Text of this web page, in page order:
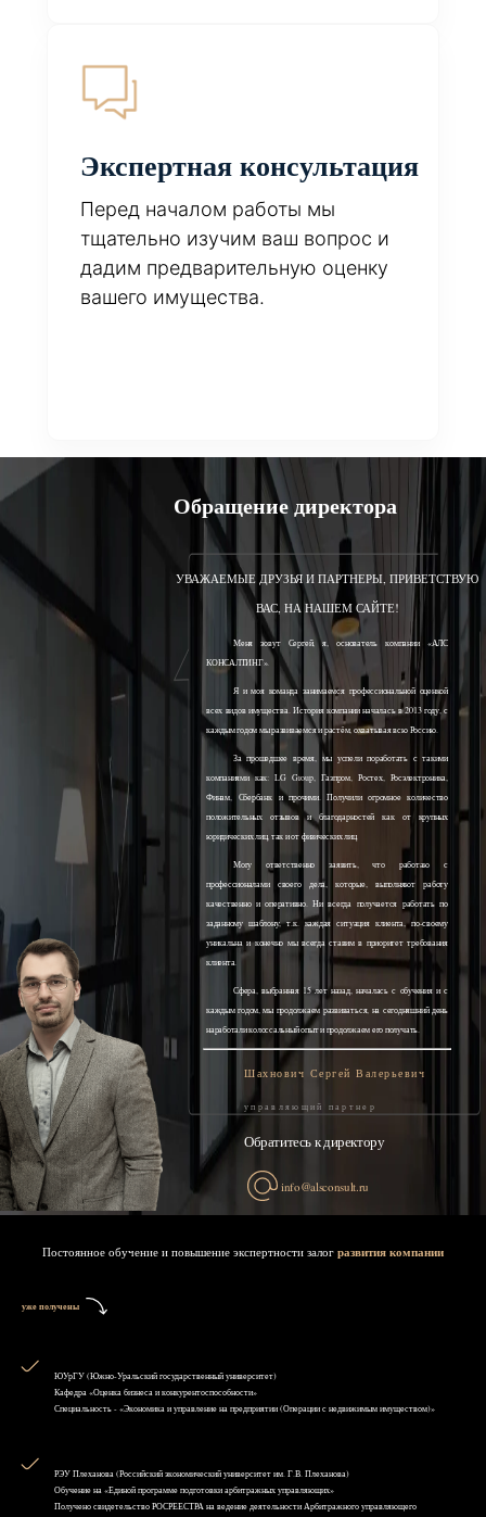
Экспертная консультация
Перед началом работы мы
тщательно изучим ваш вопрос и
дадим предварительную оценку
вашего имущества.
Обращение директора
УВАЖАЕМЫЕ ДРУЗЬЯ И ПАРТНЕРЫ, ПРИВЕТСТВУЮ
ВАС, НА НАШЕМ САЙТЕ!
Меня зовут Сергей, я, основатель компании «АЛС
КОНСАЛТИНГ».
Я и моя команда занимаемся профессиональной оценкой
всех видов имущества. История компании началась в 2013 году, с
каждым годом мы развиваемся и растём, охватывая всю Россию.
За прошедшее время, мы успели поработать с такими
компаниями как: LG Group, Газпром, Ростех, Росэлектроника,
Финам, Сбербанк и прочими. Получили огромное количество
положительных отзывов и благодарностей как от крупных
юридических лиц, так и от физических лиц.
Могу ответственно заявить, что работаю с
профессионалами своего дела, которые, выполняют работу
качественно и оперативно. Ни всегда получается работать по
заданному шаблону, т.к. каждая ситуация клиента, по-своему
уникальна и конечно мы всегда ставим в приоритет требования
клиента.
Сфера, выбранная 15 лет назад, началась с обучения и с
каждым годом, мы продолжаем развиваться, на сегодняшний день
наработали колоссальный опыт и продолжаем его получать.
Шахнович Сергей Валерьевич
управляющий партнер
Обратитесь к директору
info@alsconsult.ru
Постоянное обучение и повышение экспертности залог развития компании
уже получены
ЮУрГУ (Южно-Уральский государственный университет)
Кафедра «Оценка бизнеса и конкурентоспособности»
Специальность - «Экономика и управление на предприятии (Операции с недвижимым имуществом)»
РЭУ Плеханова (Российский экономический университет им. Г.В. Плеханова)
Обучение на «Единой программе подготовки арбитражных управляющих»
Получено свидетельство РОСРЕЕСТРА на ведение деятельности Арбитражного управляющего